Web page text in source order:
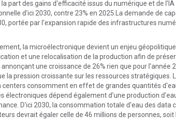
part des gains d'efficacité issus du numérique et de
d'ici 2030, contre 23% en 2025.La demande de
portée par l'expansion rapide des infrastructures
la microélectronique devient un enjeu
et une relocalisation de la production afin de
une croissance de 26% rien que pour l'année
la pression croissante sur les ressources
centers consomment en effet de grandes quantités
électroniques dépend également d'une production
D'ici 2030, la consommation totale d'eau des data
devrait égaler celle de 46 millions de personnes,